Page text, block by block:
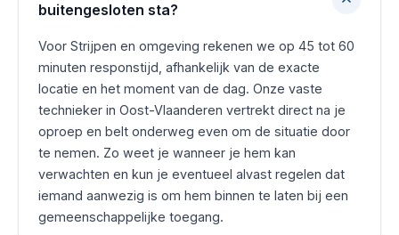
buitengesloten sta?
Voor Strijpen en omgeving rekenen we op 45 tot 60
minuten responstijd, afhankelijk van de exacte
locatie en het moment van de dag. Onze vaste
technieker in Oost-Vlaanderen vertrekt direct na je
oproep en belt onderweg even om de situatie door
te nemen. Zo weet je wanneer je hem kan
verwachten en kun je eventueel alvast regelen dat
iemand aanwezig is om hem binnen te laten bij een
gemeenschappelijke toegang.